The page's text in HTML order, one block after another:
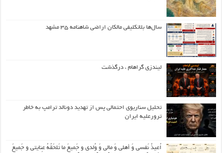
سال‌ها بلاتکلیفی مالکان اراضی شاهنامه ۳۵ مشهد
لیندزی گراهام ، درگذشت
تحلیل سناریوی احتمالی پس از تهدید دونالد ترامپ به خاطر
ترورعلیه ایران
اُعیذُ نَفسی وَ أهلی وَ مالی وَ وُلدی و جَمیعَ ما تَلحَقُهُ عِنایتی و جَمیعَ